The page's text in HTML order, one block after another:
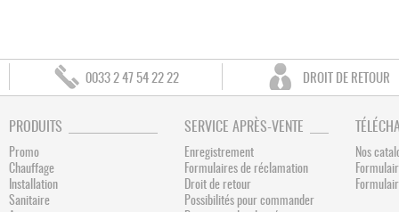
0033 2 47 54 22 22 DROIT DE RETOUR
PRODUITS
Promo
Chauffage
Installation
Sanitaire
SERVICE APRÈS-VENTE
Enregistrement
Formulaires de réclamation
Droit de retour
Possibilités pour commander
Nos